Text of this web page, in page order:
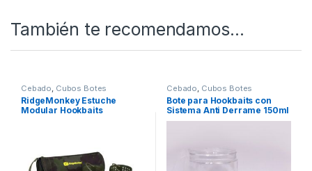
SKU:4000000027293 Categorías:Cebado
Cubos Botes